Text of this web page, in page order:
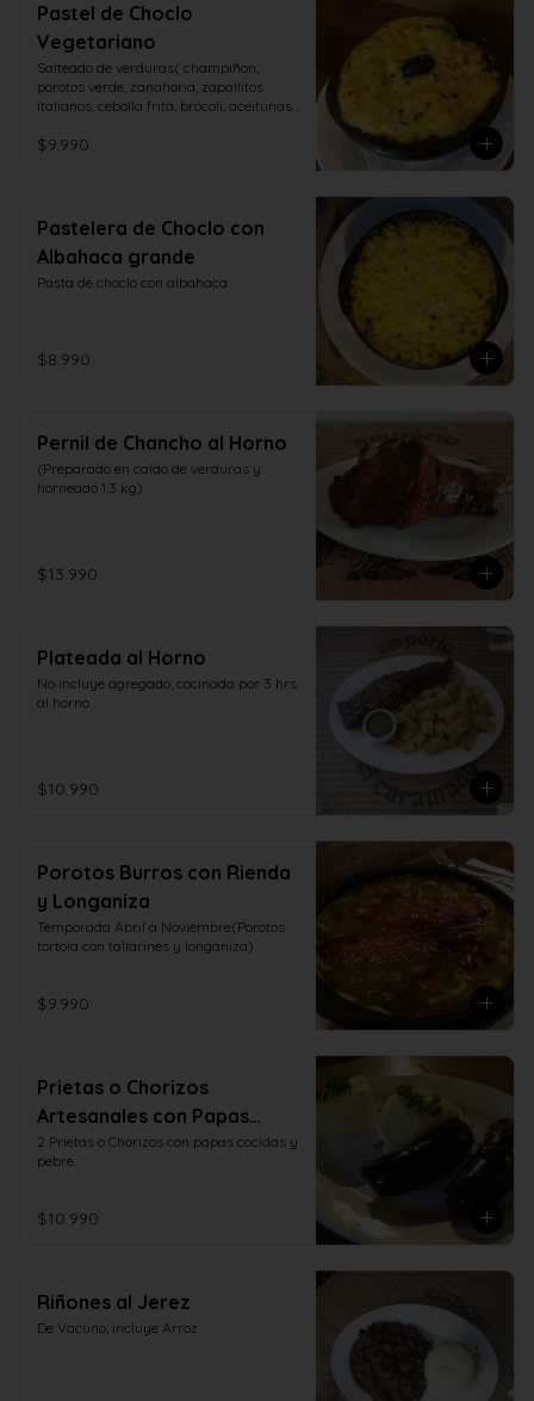
Pastel de Choclo
Vegetariano
Salteado de verduras( champiñon,
porotos verde, zanahoria, zapallitos
italianos, cebolla frita, brócoli, aceitunas,
$9.990
Pastelera de Choclo con
Albahaca grande
Pasta de choclo con albahaca
$8.990
Pernil de Chancho al Horno
(Preparado en caldo de verduras y
horneado 1,3 kg)
$13.990
Plateada al Horno
No incluye agregado, cocinada por 3 hrs.
al horno
$10.990
Porotos Burros con Rienda
y Longaniza
Temporada Abril a Noviembre(Porotos
tortola con tallarines y longaniza)
$9.990
Prietas o Chorizos
Artesanales con Papas
Cocidas y Pebre
2 Prietas o Chorizos con papas cocidas y
pebre
$10.990
Riñones al Jerez
De Vacuno, incluye Arroz